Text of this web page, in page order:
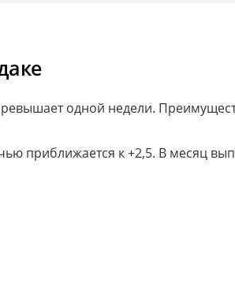
одной недели.
приближается к +2,5. В месяц